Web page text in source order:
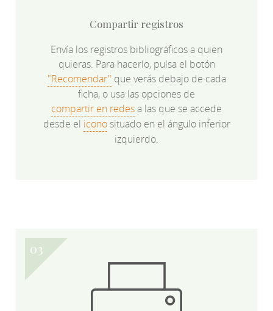
Compartir registros
Envía los registros bibliográficos a quien
quieras. Para hacerlo, pulsa el botón
"Recomendar" que verás debajo de cada
ficha, o usa las opciones de
compartir en redesa las que se accede
desde el iconosituado en el ángulo inferior
izquierdo.